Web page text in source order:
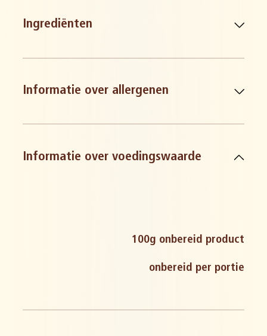
Ingrediënten
Informatie over allergenen
derivaten
Informatie over voedingswaarde
100g onbereid product
onbereid per portie